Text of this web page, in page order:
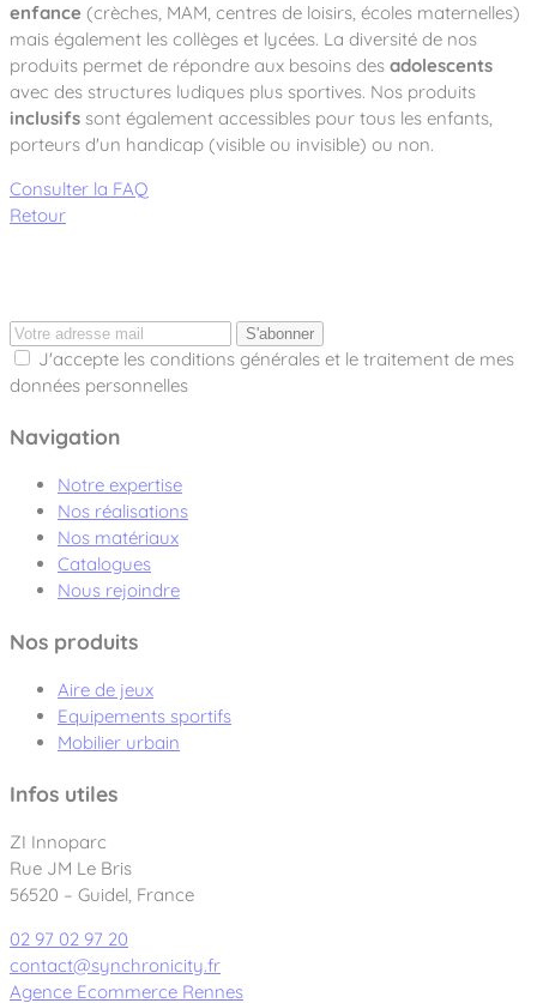
enfance (crèches, MAM, centres de loisirs, écoles maternelles)
mais également les collèges et lycées. La diversité de nos
produits permet de répondre aux besoins des adolescents
avec des structures ludiques plus sportives. Nos produits
inclusifs sont également accessibles pour tous les enfants,
porteurs d'un handicap (visible ou invisible) ou non.
Consulter la FAQ
Retour
S'abonner
J'accepte les conditions générales et le traitement de mes
données personnelles
Navigation
Notre expertise
Nos réalisations
Nos matériaux
Catalogues
Nous rejoindre
Nos produits
Aire de jeux
Equipements sportifs
Mobilier urbain
Infos utiles
ZI Innoparc
Rue JM Le Bris
56520 – Guidel, France
02 97 02 97 20
contact@synchronicity.fr
Agence Ecommerce Rennes